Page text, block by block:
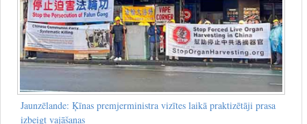
Jaunzēlande: Ķīnas premjerministra vizītes laikā praktizētāji prasa
izbeigt vajāšanas